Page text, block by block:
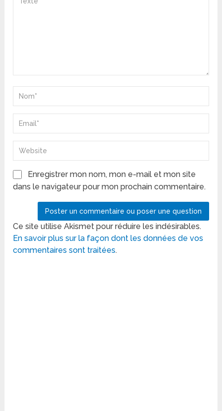
Enregistrer mon nom, mon e-mail et mon site
dans le navigateur pour mon prochain commentaire.
Ce site utilise Akismet pour réduire les indésirables.
En savoir plus sur la façon dont les données de vos
commentaires sont traitées.